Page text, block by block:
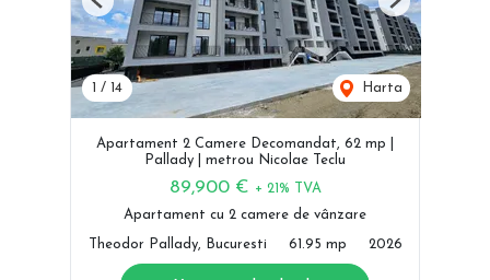
1 / 14 Harta
Previous Next
Apartament 2 Camere Decomandat, 62 mp |
Pallady | metrou Nicolae Teclu
89,900 € + 21% TVA
Apartament cu 2 camere de vânzare
Theodor Pallady, Bucuresti 61.95 mp 2026